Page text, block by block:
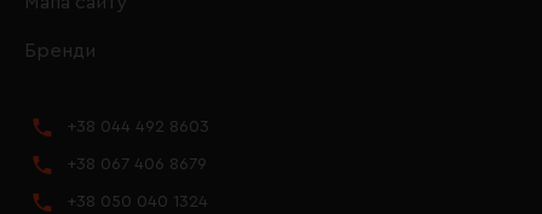
Бренди
+38 044 492 8603
+38 067 406 8679
+38 050 040 1324